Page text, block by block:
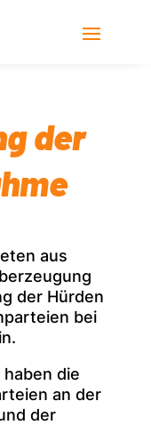
der
aus
der Hürden
bei
die
an der
der